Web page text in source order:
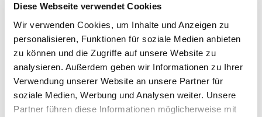
Diese Webseite verwendet Cookies
Wir verwenden Cookies, um Inhalte und Anzeigen zu
personalisieren, Funktionen für soziale Medien anbieten
zu können und die Zugriffe auf unsere Website zu
analysieren. Außerdem geben wir Informationen zu Ihrer
Verwendung unserer Website an unsere Partner für
soziale Medien, Werbung und Analysen weiter. Unsere
Partner führen diese Informationen möglicherweise mit